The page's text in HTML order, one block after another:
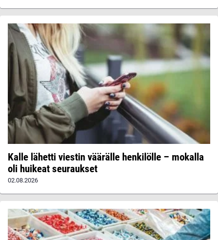
Kalle lähetti viestin väärälle henkilölle – mokalla
oli huikeat seuraukset
02.08.2026